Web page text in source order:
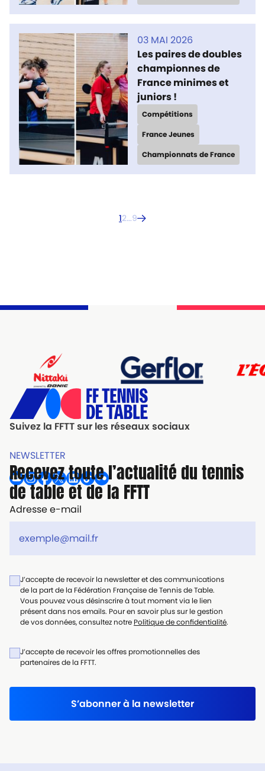
03 MAI 2026
Les paires de doubles
championnes de
France minimes et
juniors !
Compétitions
France Jeunes
Championnats de France
12…9
Suivez la FFTT sur les réseaux sociaux
NEWSLETTER
Recevez toute l’actualité du tennis
de table et de la FFTT
Adresse e-mail
J’accepte de recevoir la newsletter et des communications
de la part de la Fédération Française de Tennis de Table.
Vous pouvez vous désinscrire à tout moment via le lien
présent dans nos emails. Pour en savoir plus sur le gestion
de vos données, consultez notre Politique de confidentialité.
J’accepte de recevoir les offres promotionnelles des
partenaires de la FFTT.
S’abonner à la newsletter